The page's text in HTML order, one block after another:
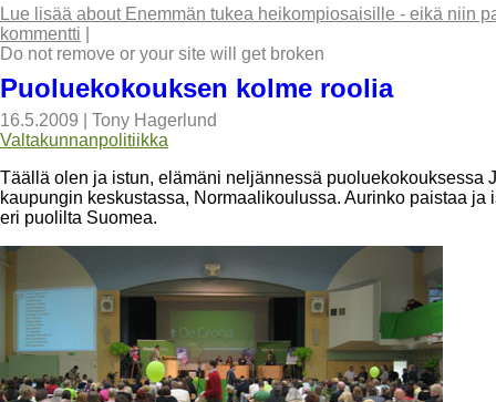
Lue lisää about Enemmän tukea heikompiosaisille - eikä niin
kommentti
Do not remove or your site will get broken
Puoluekokouksen kolme roolia
16.5.2009
Tony Hagerlund
Valtakunnanpolitiikka
Täällä olen ja istun, elämäni neljännessä puoluekokouksessa
kaupungin keskustassa, Normaalikoulussa. Aurinko paistaa
eri puolilta Suomea.